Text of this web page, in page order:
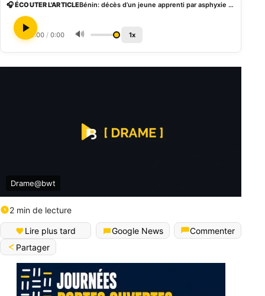
🎧 ÉCOUTER L'ARTICLE Bénin: décès d’un jeune apprenti par asphyxie à Ekpè
0:00 / 0:00 🔊 1x
Drame@bwt
2 min de lecture
Lire plus tard Google News
Commenter
Partager